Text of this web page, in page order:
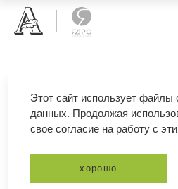
калина английская
Этот сайт использует файлы
данных. Продолжая
свое согласие на работу с
хорошо